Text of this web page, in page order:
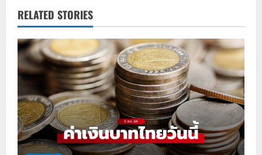
a
v
i
g
a
t
RELATED STORIES